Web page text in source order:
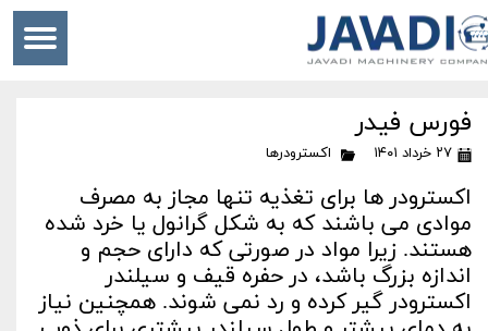
فورس فیدر
۲۷ خرداد ۱۴۰۱ اکسترودرها
اکسترودر ها برای تغذیه تنها مجاز به مصرف
موادی می باشند که به شکل گرانول یا خرد شده
هستند. زیرا مواد در صورتی که دارای حجم و
اندازه بزرگ باشد، در حفره قیف و سیلندر
اکسترودر گیر کرده و رد نمی شوند. همچنین نیاز